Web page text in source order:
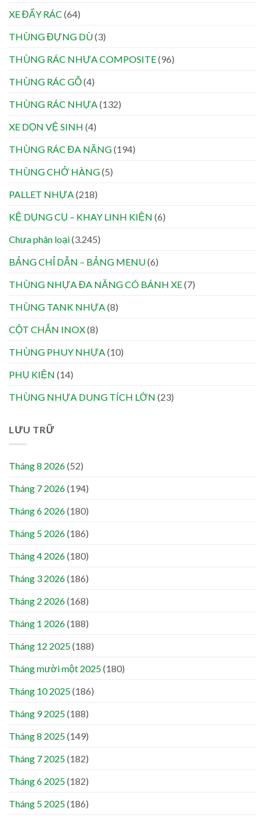
XE ĐẨY RÁC (64)
THÙNG ĐỰNG DÙ(3)
THÙNG RÁC NHỰA COMPOSITE(96)
THÙNG RÁC GỖ(4)
THÙNG RÁC NHỰA(132)
XE DỌN VỆ SINH (4)
THÙNG RÁC ĐA NĂNG(194)
THÙNG CHỞ HÀNG(5)
PALLET NHỰA(218)
KỆ DỤNG CỤ – KHAY LINH KIỆN (6)
Chưa phân loại(3.245)
BẢNG CHỈ DẪN – BẢNG MENU(6)
THÙNG NHỰA ĐA NĂNG CÓ BÁNH XE(7)
THÙNG TANK NHỰA(8)
CỘT CHẮN INOX(8)
THÙNG PHUY NHỰA(10)
PHỤ KIỆN (14)
THÙNG NHỰA DUNG TÍCH LỚN (23)
LƯU TRỮ
Tháng 8 2026(52)
Tháng 7 2026(194)
Tháng 6 2026(180)
Tháng 5 2026(186)
Tháng 4 2026(180)
Tháng 3 2026(186)
Tháng 2 2026(168)
Tháng 1 2026(188)
Tháng 12 2025(188)
Tháng mười một 2025(180)
Tháng 10 2025(186)
Tháng 9 2025(188)
Tháng 8 2025(149)
Tháng 7 2025(182)
Tháng 6 2025(182)
Tháng 5 2025(186)